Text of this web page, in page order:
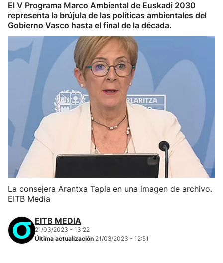
El V Programa Marco Ambiental de Euskadi 2030
representa la brújula de las políticas ambientales del
Gobierno Vasco hasta el final de la década.
La consejera Arantxa Tapia en una imagen de archivo.
EITB Media
EITB MEDIA
21/03/2023 - 13:22
Última actualización 21/03/2023 - 12:51